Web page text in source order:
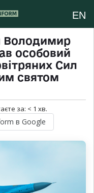
EN
Володимир
особовий
Сил
святом
за: < 1 хв.
в Google